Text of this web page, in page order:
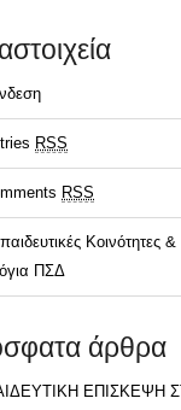
RSS
RSS
Κοινότητες &
ΠΣΔ
άρθρα
ΕΠΙΣΚΕΨΗ